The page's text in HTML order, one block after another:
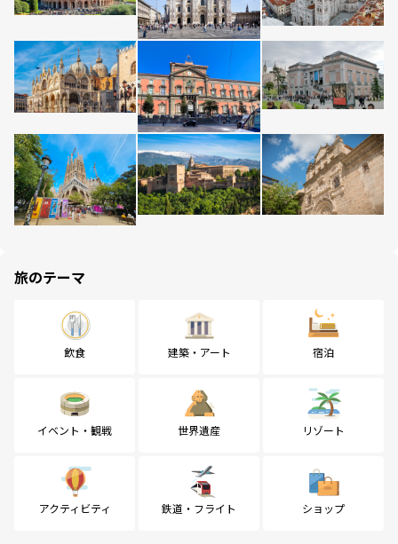
旅のテーマ
飲食 建築・アート 宿泊
イベント・観戦 世界遺産 リゾート
アクティビティ 鉄道・フライト ショップ